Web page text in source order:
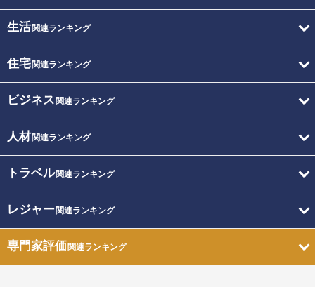
生活関連ランキング
住宅関連ランキング
ビジネス 関連ランキング
人材関連ランキング
トラベル関連ランキング
レジャー関連ランキング
専門家評価関連ランキング